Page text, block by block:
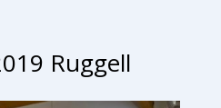
Ruggell